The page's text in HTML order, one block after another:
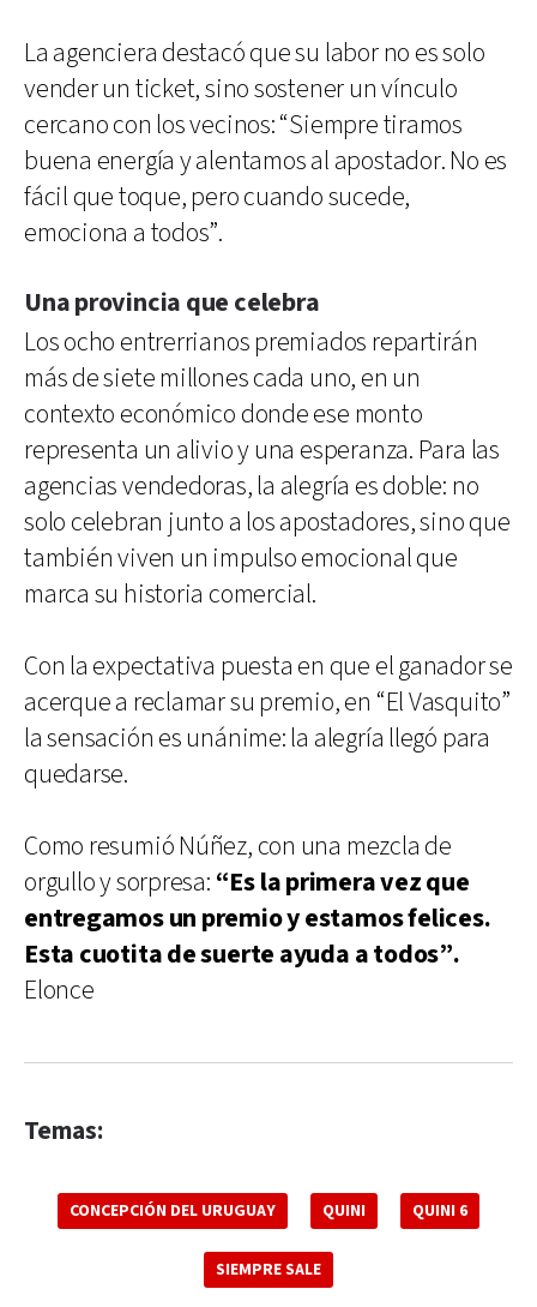
La agenciera destacó que su labor no es solo
vender un ticket, sino sostener un vínculo
cercano con los vecinos: “Siempre tiramos
buena energía y alentamos al apostador. No es
fácil que toque, pero cuando sucede,
emociona a todos”.
Una provincia que celebra
Los ocho entrerrianos premiados repartirán
más de siete millones cada uno, en un
contexto económico donde ese monto
representa un alivio y una esperanza. Para las
agencias vendedoras, la alegría es doble: no
solo celebran junto a los apostadores, sino que
también viven un impulso emocional que
marca su historia comercial.
Con la expectativa puesta en que el ganador se
acerque a reclamar su premio, en “El Vasquito”
la sensación es unánime: la alegría llegó para
quedarse.
Como resumió Núñez, con una mezcla de
orgullo y sorpresa: “Es la primera vez que
entregamos un premio y estamos felices.
Esta cuotita de suerte ayuda a todos”.
Elonce
Temas:
CONCEPCIÓN DEL URUGUAY QUINI QUINI 6
SIEMPRE SALE